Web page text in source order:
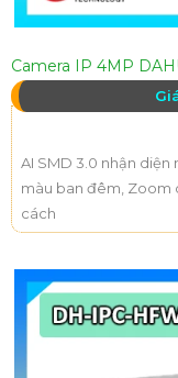
Camera IP 4MP
AI SMD 3.0 nhận
màu ban đêm, Zoom
cách